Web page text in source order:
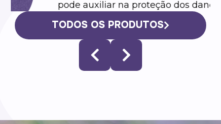
Astaxantina 60 cápsulas
TODOS OS PRODUTOS